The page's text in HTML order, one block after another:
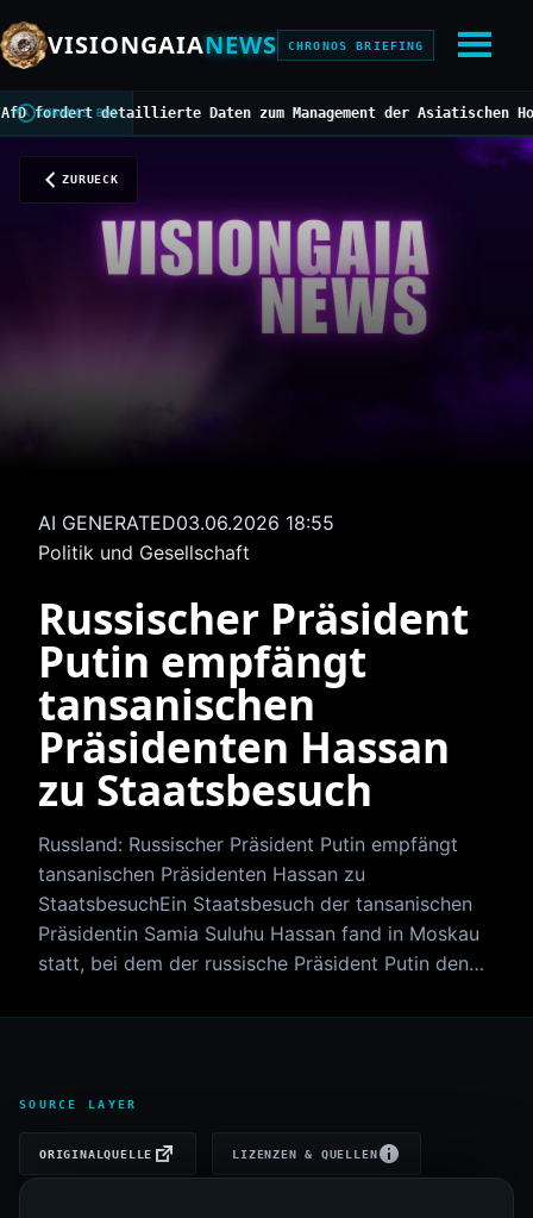
VISIONGAIANEWS CHRONOS BRIEFING
CHRONOS BUS
detaillierte Daten zum Management der Asiatischen Hornisse
ZURUECK
AI GENERATED03.06.2026 18:55
Politik und Gesellschaft
Russischer Präsident
Putin empfängt
tansanischen
Präsidenten Hassan
zu Staatsbesuch
Russland: Russischer Präsident Putin empfängt
tansanischen Präsidenten Hassan zu
StaatsbesuchEin Staatsbesuch der tansanischen
Präsidentin Samia Suluhu Hassan fand in Moskau
statt, bei dem der russische Präsident Putin den…
SOURCE LAYER
ORIGINALQUELLE LIZENZEN & QUELLEN